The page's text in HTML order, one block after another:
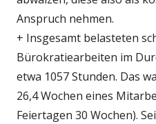
Anspruch nehmen.
+ Insgesamt belasteten
Bürokratiearbeiten im
etwa 1057 Stunden. Das
26,4 Wochen eines
Feiertagen 30 Wochen).